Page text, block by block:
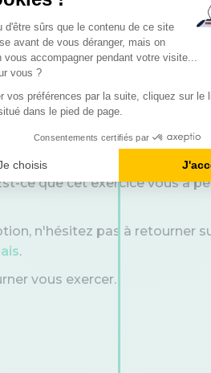
ce que cet exercice vous a
n'hésitez pas à retourner
.
vous exercer.